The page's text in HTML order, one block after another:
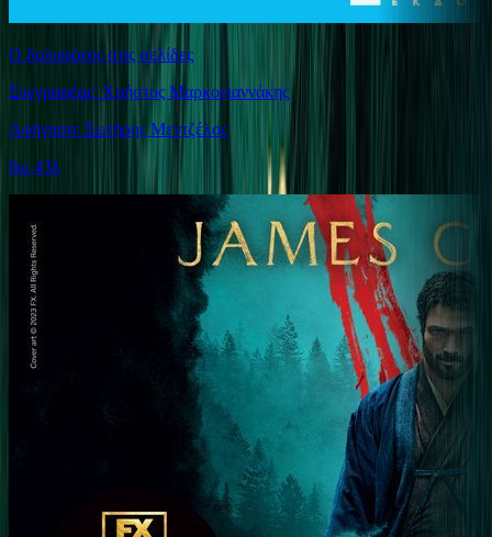
Ο δολοφόνος στις σελίδες
Συγγραφέας: Χρήστος Μαρκογιαννάκης
Αφήγηση: Σωτήρης Μεντζέλος
6ω 43λ